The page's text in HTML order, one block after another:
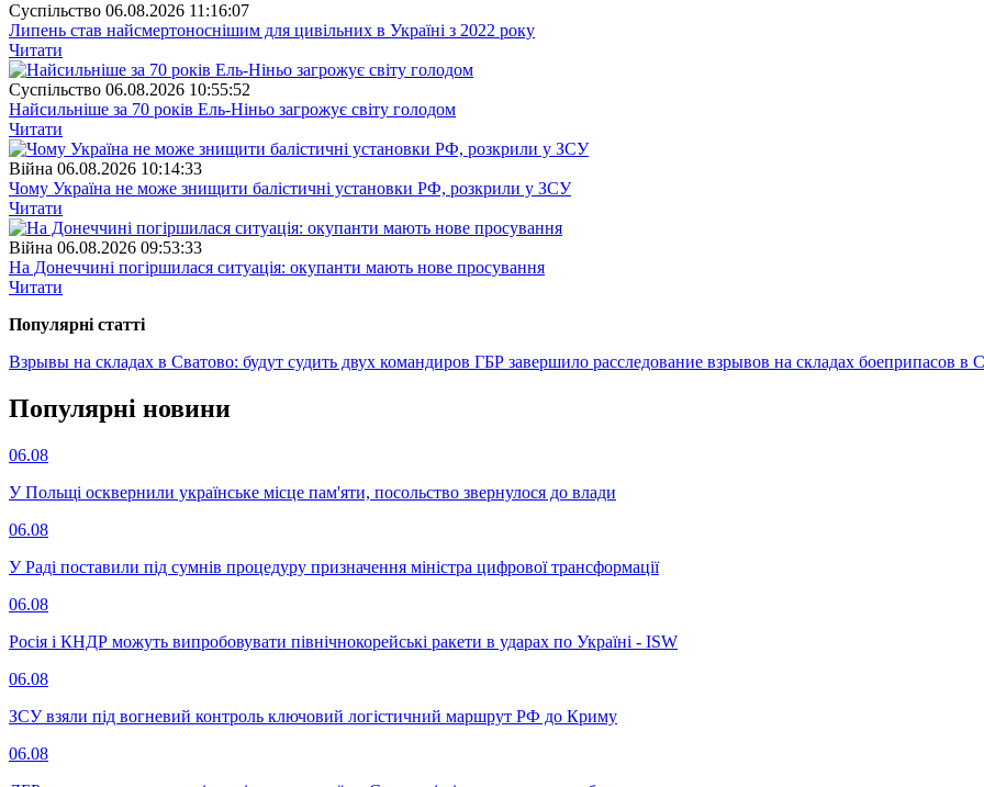
Суспiльство 06.08.2026 11:16:07
Липень став найсмертоноснішим для цивільних в Україні з 2022 року
Читати
Суспiльство 06.08.2026 10:55:52
Найсильніше за 70 років Ель-Ніньо загрожує світу голодом
Читати
Війна 06.08.2026 10:14:33
Чому Україна не може знищити балістичні установки РФ, розкрили у ЗСУ
Читати
Війна 06.08.2026 09:53:33
На Донеччині погіршилася ситуація: окупанти мають нове просування
Читати
Популярнi статтi
Взрывы на складах в Сватово: будут судить двух командиров ГБР завершило расследование взрывов на складах боеприпасов в
Популярнi новини
06.08
У Польщі осквернили українське місце пам'яти, посольство звернулося до влади
06.08
У Раді поставили під сумнів процедуру призначення міністра цифрової трансформації
06.08
Росія і КНДР можуть випробовувати північнокорейські ракети в ударах по Україні - ISW
06.08
ЗСУ взяли під вогневий контроль ключовий логістичний маршрут РФ до Криму
06.08